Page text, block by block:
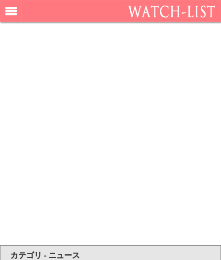
カテゴリ - ニュース